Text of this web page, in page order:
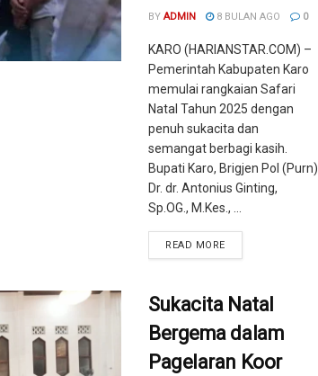
BY ADMIN 8 BULAN AGO 0
KARO (HARIANSTAR.COM) –
Pemerintah Kabupaten Karo
memulai rangkaian Safari
Natal Tahun 2025 dengan
penuh sukacita dan
semangat berbagi kasih.
Bupati Karo, Brigjen Pol (Purn)
Dr. dr. Antonius Ginting,
Sp.OG., M.Kes., ...
READ MORE
Sukacita Natal
Bergema dalam
Pagelaran Koor